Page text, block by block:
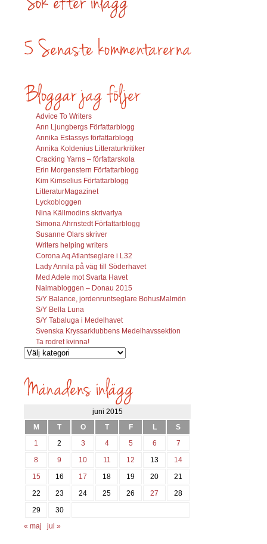
Advice To Writers
Ann Ljungbergs Författarblogg
Annika Estassys författarblogg
Annika Koldenius Litteraturkritiker
Cracking Yarns – författarskola
Erin Morgenstern Författarblogg
Kim Kimselius Författarblogg
LitteraturMagazinet
Lyckobloggen
Nina Källmodins skrivarlya
Simona Ahrnstedt Författarblogg
Susanne Olars skriver
Writers helping writers
Corona Aq Atlantseglare i L32
Lady Annila på väg till Söderhavet
Med Adele mot Svarta Havet
Naimabloggen – Donau 2015
S/Y Balance, jordenruntseglare BohusMalmön
S/Y Bella Luna
S/Y Tabaluga i Medelhavet
Svenska Kryssarklubbens Medelhavssektion
Ta rodret kvinna!
Vilka
söks?
juni 2015
M
T O T F L
S
1
2 3 4 5 6
7
8
9 10 11 12 13
14
15
16 17 18 19 20
21
22
23 24 25 26 27
28
29
30
« maj
jul »